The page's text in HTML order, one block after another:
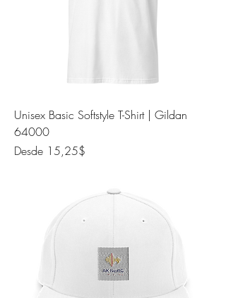
Unisex Basic Softstyle T-Shirt | Gildan
64000
Desde 15,25$
Precio de oferta